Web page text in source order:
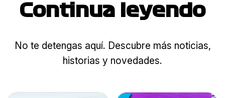
Continua leyendo
No te detengas aquí. Descubre más noticias,
historias y novedades.